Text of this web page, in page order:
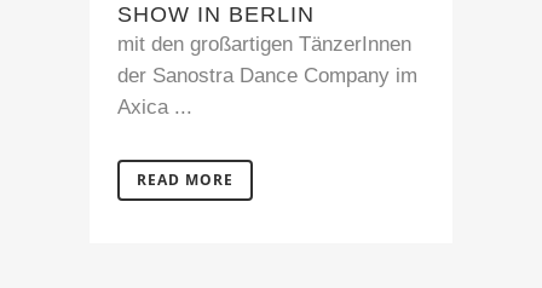
SHOW IN BERLIN
mit den großartigen TänzerInnen
der Sanostra Dance Company im
Axica ...
READ MORE